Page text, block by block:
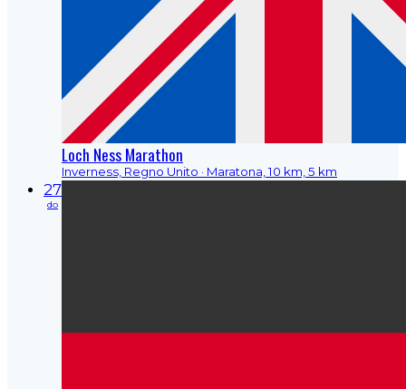
Loch Ness Marathon
Inverness, Regno Unito · Maratona, 10 km, 5 km
27
do